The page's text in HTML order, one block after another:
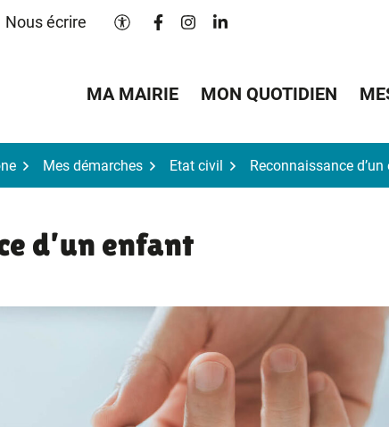
Nous écrire Paramètres d'accessibilité
Lien vers le compte Facebook
Lien vers le compte Instagram
Lien vers le compte
MA MAIRIE MON QUOTIDIEN
Mes démarches Etat civil Reconnaissance
d’un enfant